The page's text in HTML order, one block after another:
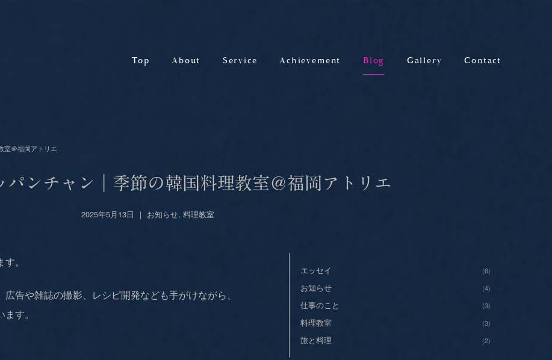
Top About Service Achievement Blog Gallery Contact
室＠福岡アトリエ
パンチャン｜季節の韓国料理教室＠福岡アトリエ
2025年5月13日 ｜ お知らせ, 料理教室
。
告や雑誌の撮影、 レシピ開発なども手がけながら、
す。
エッセイ (6)
お知らせ (4)
仕事のこと (3)
料理教室 (3)
旅と料理 (2)